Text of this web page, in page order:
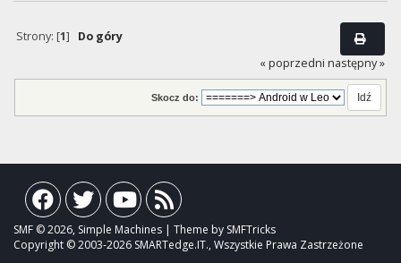
Strony: [1] Do góry
« poprzedni następny »
Skocz do:
SMF © 2026, Simple Machines | Theme by SMFTricks
Copyright © 2003-2026 SMARTedge.IT., Wszystkie Prawa Zastrzeżone